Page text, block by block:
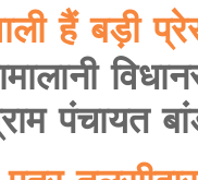
हैं बड़ी
पंचायत